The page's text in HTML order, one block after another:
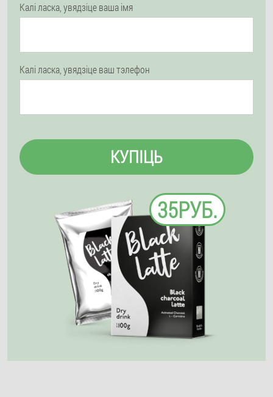
Калі ласка, увядзіце ваша імя
Калі ласка, увядзіце ваш тэлефон
КУПІЦЬ
35РУБ.